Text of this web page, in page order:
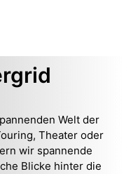
Welt der
Theater oder
wir spannende
Blicke hinter die